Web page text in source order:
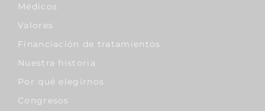
Médicos
Valores
Financiación de tratamientos
Nuestra historia
Por qué elegirnos
Congresos